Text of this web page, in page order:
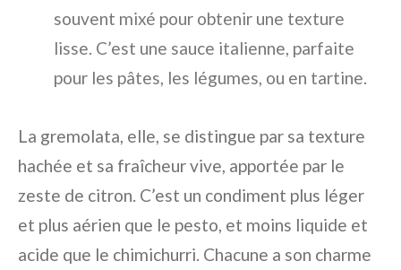
souvent mixé pour obtenir une texture
lisse. C’est une sauce italienne, parfaite
pour les pâtes, les légumes, ou en tartine.
La gremolata, elle, se distingue par sa texture
hachée et sa fraîcheur vive, apportée par le
zeste de citron. C’est un condiment plus léger
et plus aérien que le pesto, et moins liquide et
acide que le chimichurri. Chacune a son charme